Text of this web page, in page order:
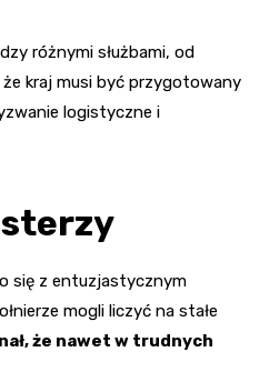
różnymi służbami, od
kraj musi być przygotowany
logistyczne i
się z entuzjastycznym
mogli liczyć na stałe
że nawet w trudnych